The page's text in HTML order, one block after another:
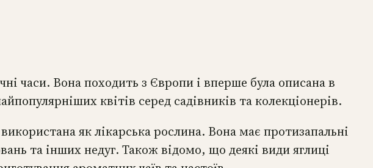
часи. Вона походить з Європи і вперше була описана в
квітів серед садівників та колекціонерів.
як лікарська рослина. Вона має протизапальні
та інших недуг. Також відомо, що деякі види яглиці